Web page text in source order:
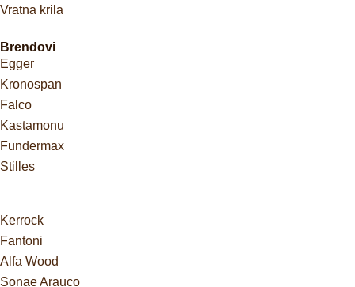
Vratna krila
Brendovi
Egger
Kronospan
Falco
Kastamonu
Fundermax
Stilles
Kerrock
Fantoni
Alfa Wood
Sonae Arauco